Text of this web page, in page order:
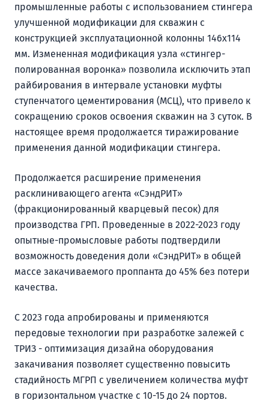
промышленные работы с использованием стингера
улучшенной модификации для скважин с
конструкцией эксплуатационной колонны 146х114
мм. Измененная модификация узла «стингер-
полированная воронка» позволила исключить этап
райбирования в интервале установки муфты
ступенчатого цементирования (МСЦ), что привело к
сокращению сроков освоения скважин на 3 суток. В
настоящее время продолжается тиражирование
применения данной модификации стингера.
Продолжается расширение применения
расклинивающего агента «СэндРИТ»
(фракционированный кварцевый песок) для
производства ГРП. Проведенные в 2022-2023 году
опытные-промысловые работы подтвердили
возможность доведения доли «СэндРИТ» в общей
массе закачиваемого проппанта до 45% без потери
качества.
С 2023 года апробированы и применяются
передовые технологии при разработке залежей с
ТРИЗ - оптимизация дизайна оборудования
закачивания позволяет существенно повысить
стадийность МГРП с увеличением количества муфт
в горизонтальном участке с 10-15 до 24 портов.